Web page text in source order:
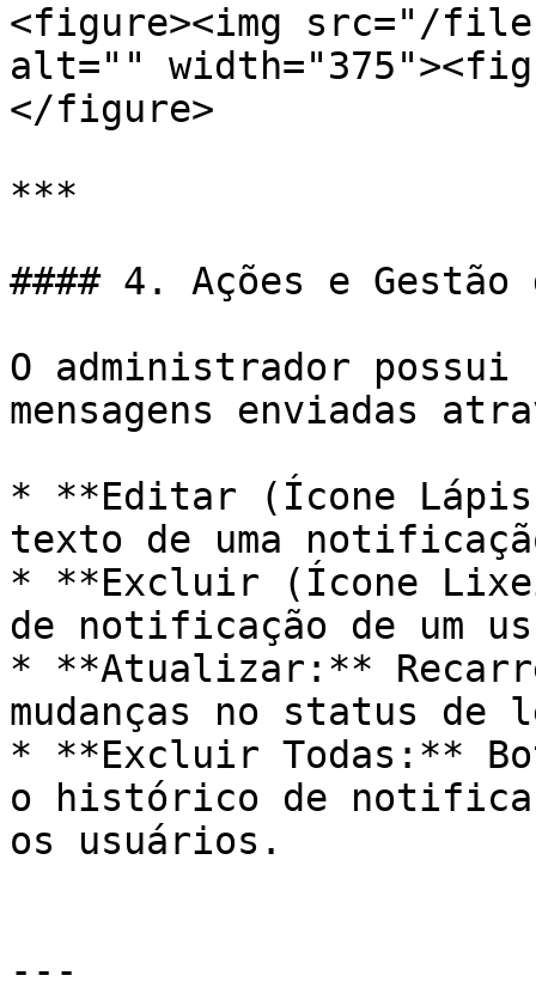
<figure><img src="/files/
alt=""
</figure>
***
#### 4. Ações e
O administrador
mensagens enviadas
* **Editar (Ícone
texto de uma
* **Excluir (Ícone
de notificação de um
* **Atualizar:**
mudanças no status
* **Excluir Todas:**
o histórico de
os usuários.
---